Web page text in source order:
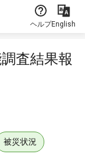
ヘルプEnglish
査結果報
被災状況